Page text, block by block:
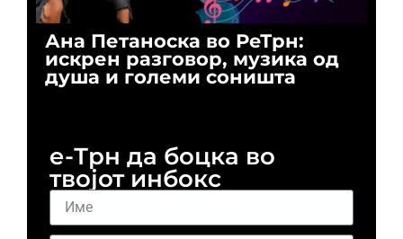
Ана Петаноска во РеТрн:
искрен разговор, музика од
душа и големи соништа
е-Трн да боцка во
твојот инбокс